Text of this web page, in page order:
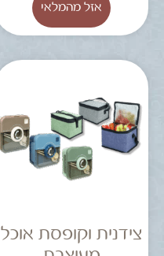
צידנית וקופסת אוכל